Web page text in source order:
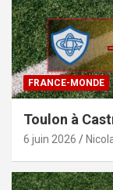
FRANCE-MONDE
Toulon à
6 juin 2026